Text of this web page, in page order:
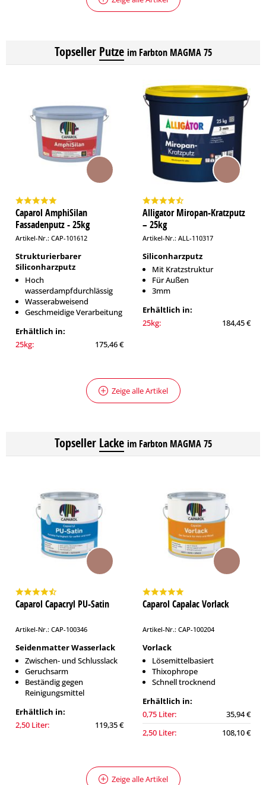
Topseller Putze im Farbton MAGMA 75
Caparol AmphiSilan
Fassadenputz - 25kg
Artikel-Nr.: CAP-101612
Strukturierbarer
Siliconharzputz
Hoch
wasserdampfdurchlässig
Wasserabweisend
Geschmeidige Verarbeitung
Erhältlich in:
25kg:
175,46 €
Alligator Miropan-Kratzputz
– 25kg
Artikel-Nr.: ALL-110317
Siliconharzputz
Mit Kratzstruktur
Für Außen
3mm
Erhältlich in:
25kg:
184,45 €
Zeige alle Artikel
Topseller Lacke im Farbton MAGMA 75
Caparol Capacryl PU-Satin
Artikel-Nr.: CAP-100346
Seidenmatter Wasserlack
Zwischen- und Schlusslack
Geruchsarm
Beständig gegen
Reinigungsmittel
Erhältlich in:
2,50 Liter:
119,35 €
Caparol Capalac Vorlack
Artikel-Nr.: CAP-100204
Vorlack
Lösemittelbasiert
Thixophrope
Schnell trocknend
Erhältlich in:
0,75 Liter:
35,94 €
2,50 Liter:
108,10 €
Zeige alle Artikel